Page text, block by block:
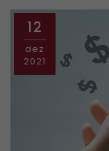
12
dez
2021